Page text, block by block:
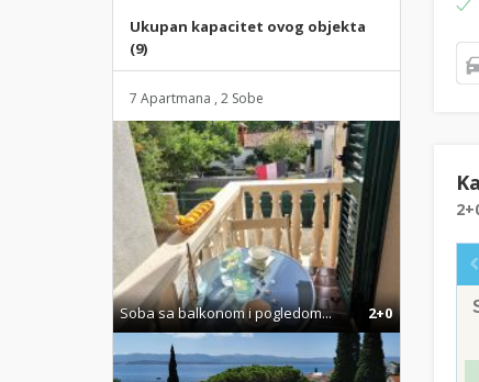
Ukupan kapacitet ovog objekta
(9)
7 Apartmana , 2 Sobe
Soba sa balkonom i pogledom... 2+0